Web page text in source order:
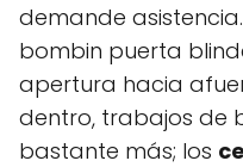
demande
bombin puerta
apertura hacia
dentro, trabajos de
bastante más; los